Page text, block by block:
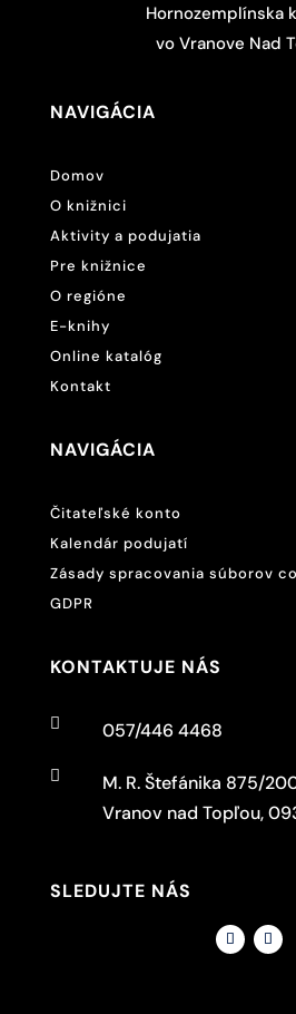
Hornozemplínska
vo Vranove Nad
NAVIGÁCIA
Domov
O knižnici
Aktivity a podujatia
Pre knižnice
O regióne
E-knihy
Online katalóg
Kontakt
NAVIGÁCIA
Čitateľské konto
Kalendár podujatí
Zásady spracovania súborov
GDPR
KONTAKTUJE NÁS
 057/446 4468

M. R. Štefánika 875/
Vranov nad Topľou,
SLEDUJTE NÁS